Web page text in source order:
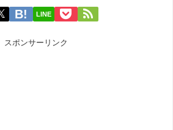
LINE
スポンサーリンク